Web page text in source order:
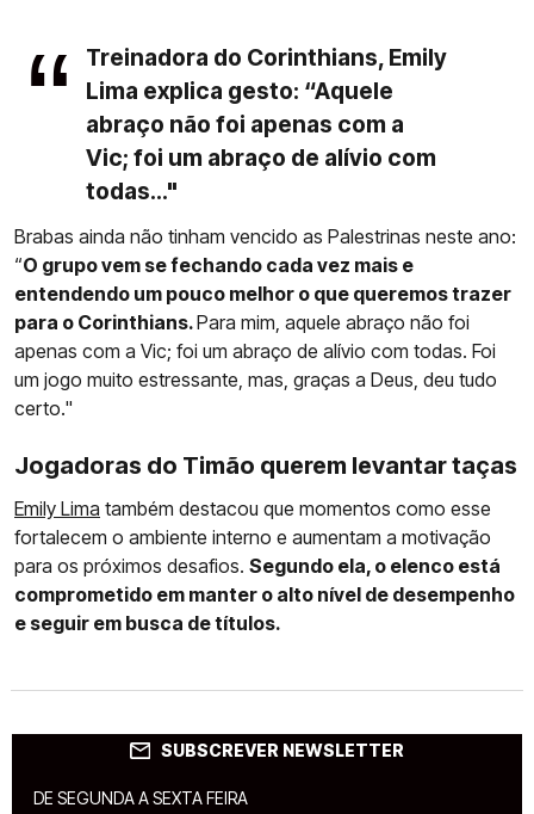
Treinadora do Corinthians, Emily
Lima explica gesto: “Aquele
abraço não foi apenas com a
Vic; foi um abraço de alívio com
todas..."
Brabas ainda não tinham vencido as Palestrinas neste ano:
“O grupo vem se fechando cada vez mais e
entendendo um pouco melhor o que queremos trazer
para o Corinthians.Para mim, aquele abraço não foi
apenas com a Vic; foi um abraço de alívio com todas. Foi
um jogo muito estressante, mas, graças a Deus, deu tudo
certo."
Jogadoras do Timão querem levantar taças
Emily Lima também destacou que momentos como esse
fortalecem o ambiente interno e aumentam a motivação
para os próximos desafios. Segundo ela, o elenco está
comprometido em manter o alto nível de desempenho
e seguir em busca de títulos.
SUBSCREVER NEWSLETTER
DE SEGUNDA A SEXTA FEIRA